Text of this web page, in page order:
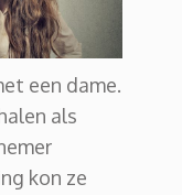
een dame.
als
kon ze